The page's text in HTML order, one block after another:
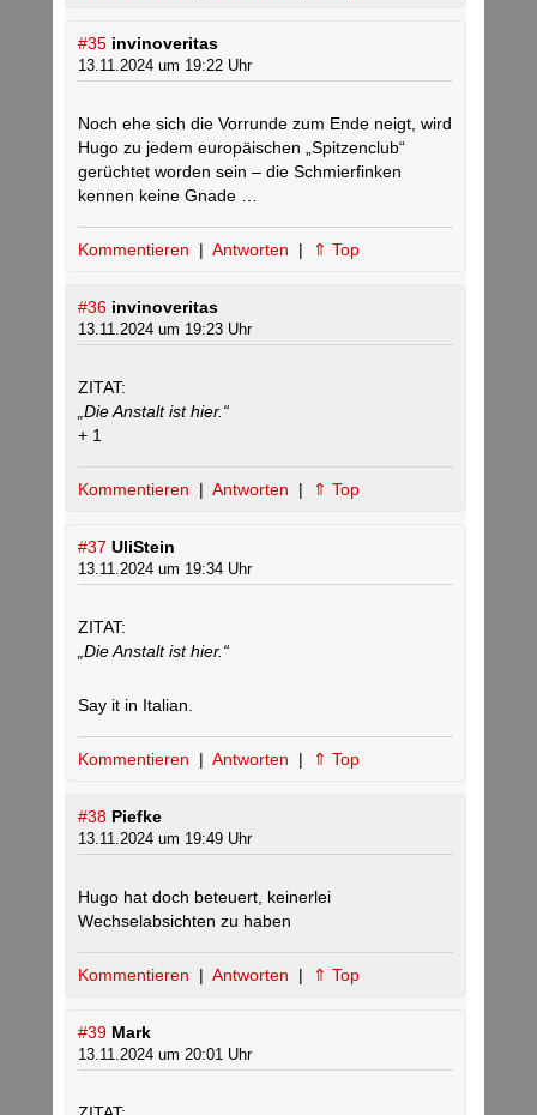
#35 invinoveritas
13.11.2024 um 19:22 Uhr
Noch ehe sich die Vorrunde zum Ende neigt, wird
Hugo zu jedem europäischen „Spitzenclub“
gerüchtet worden sein – die Schmierfinken
kennen keine Gnade …
Kommentieren | Antworten | ⇑ Top
#36 invinoveritas
13.11.2024 um 19:23 Uhr
ZITAT:
„Die Anstalt ist hier.“
+ 1
Kommentieren | Antworten | ⇑ Top
#37 UliStein
13.11.2024 um 19:34 Uhr
ZITAT:
„Die Anstalt ist hier.“
Say it in Italian.
Kommentieren | Antworten | ⇑ Top
#38 Piefke
13.11.2024 um 19:49 Uhr
Hugo hat doch beteuert, keinerlei
Wechselabsichten zu haben
Kommentieren | Antworten | ⇑ Top
#39 Mark
13.11.2024 um 20:01 Uhr